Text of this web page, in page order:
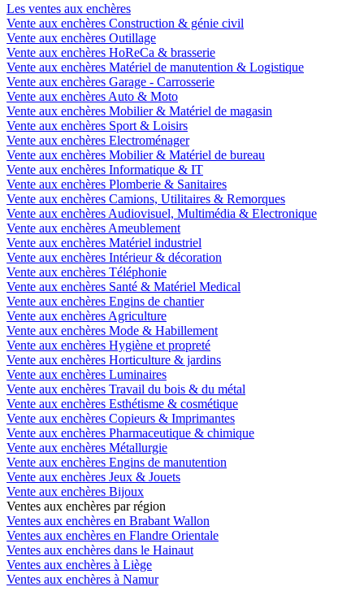
Les ventes aux enchères
Vente aux enchères Construction & génie civil
Vente aux enchères Outillage
Vente aux enchères HoReCa & brasserie
Vente aux enchères Matériel de manutention & Logistique
Vente aux enchères Garage - Carrosserie
Vente aux enchères Auto & Moto
Vente aux enchères Mobilier & Matériel de magasin
Vente aux enchères Sport & Loisirs
Vente aux enchères Electroménager
Vente aux enchères Mobilier & Matériel de bureau
Vente aux enchères Informatique & IT
Vente aux enchères Plomberie & Sanitaires
Vente aux enchères Camions, Utilitaires & Remorques
Vente aux enchères Audiovisuel, Multimédia & Electronique
Vente aux enchères Ameublement
Vente aux enchères Matériel industriel
Vente aux enchères Intérieur & décoration
Vente aux enchères Téléphonie
Vente aux enchères Santé & Matériel Medical
Vente aux enchères Engins de chantier
Vente aux enchères Agriculture
Vente aux enchères Mode & Habillement
Vente aux enchères Hygiène et propreté
Vente aux enchères Horticulture & jardins
Vente aux enchères Luminaires
Vente aux enchères Travail du bois & du métal
Vente aux enchères Esthétisme & cosmétique
Vente aux enchères Copieurs & Imprimantes
Vente aux enchères Pharmaceutique & chimique
Vente aux enchères Métallurgie
Vente aux enchères Engins de manutention
Vente aux enchères Jeux & Jouets
Vente aux enchères Bijoux
Ventes aux enchères par région
Ventes aux enchères en Brabant Wallon
Ventes aux enchères en Flandre Orientale
Ventes aux enchères dans le Hainaut
Ventes aux enchères à Liège
Ventes aux enchères à Namur